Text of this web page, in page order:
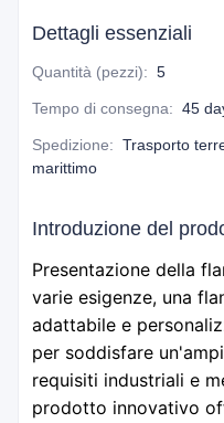
Dettagli essenziali
Quantità (pezzi): 5
Tempo di consegna: 45
Spedizione: Trasporto
marittimo
Introduzione del
Presentazione della
varie esigenze, una
adattabile e
per soddisfare
requisiti industriali e
prodotto innovativo